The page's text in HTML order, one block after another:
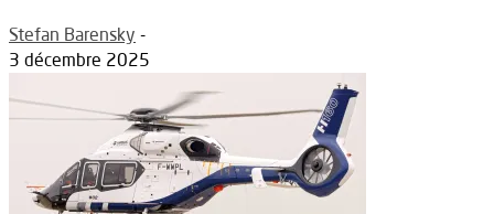
Stefan Barensky -
3 décembre 2025